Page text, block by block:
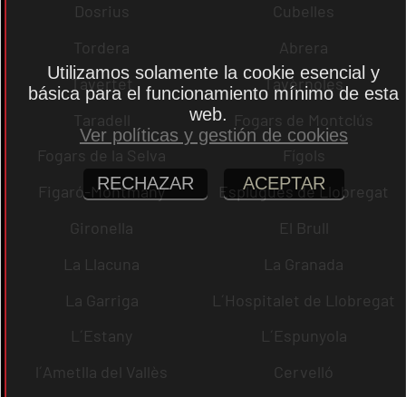
Dosrius
Cubelles
Tordera
Abrera
Tavertet
Tavèrnoles
Taradell
Fogars de Montclús
Fogars de la Selva
Fígols
Figaró-Montmany
Esplugues de Llobregat
Gironella
El Brull
La Llacuna
La Granada
La Garriga
L´Hospitalet de Llobregat
L´Estany
L´Espunyola
l´Ametlla del Vallès
Cervelló
Utilizamos solamente la cookie esencial y
básica para el funcionamiento mínimo de esta
web.
Ver políticas y gestión de cookies
RECHAZAR ACEPTAR